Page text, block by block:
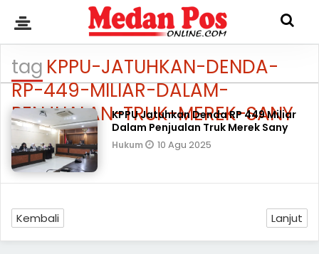
tag KPPU-JATUHKAN-DENDA-
RP-449-MILIAR-DALAM-
PENJUALAN-TRUK-MEREK-SANY
KPPU Jatuhkan Denda RP 449 Miliar
Dalam Penjualan Truk Merek Sany
Hukum 10 Agu 2025
Kembali Lanjut